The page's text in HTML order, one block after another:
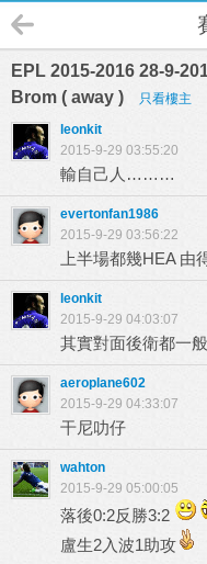
EPL 2015-2016 28-9-
Brom ( away )
只看樓主
leonkit
2015-9-29 03:55:20
輸自己人………
evertonfan1986
2015-9-29 03:56:22
上半場都幾HEA 由
leonkit
2015-9-29 04:03:07
其實對面後衛都一
aeroplane602
2015-9-29 04:33:07
干尼叻仔
wahton
2015-9-29 05:00:05
落後0:2反勝3:2
盧生2入波1助攻